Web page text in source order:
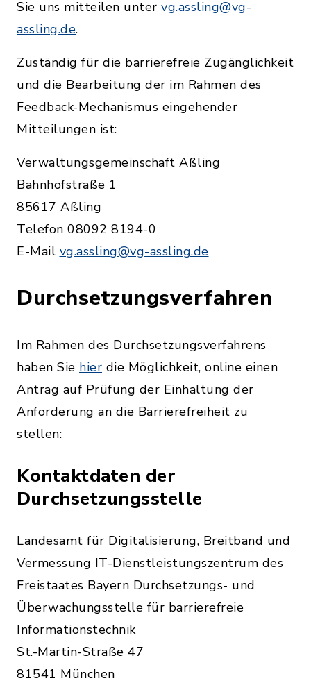
Sie uns mitteilen unter vg.assling@vg-
assling.de.
Zuständig für die barrierefreie Zugänglichkeit
und die Bearbeitung der im Rahmen des
Feedback-Mechanismus eingehender
Mitteilungen ist:
Verwaltungsgemeinschaft Aßling
Bahnhofstraße 1
85617 Aßling
Telefon 08092 8194-0
E-Mail vg.assling@vg-assling.de
Durchsetzungsverfahren
Im Rahmen des Durchsetzungsverfahrens
haben Sie hier die Möglichkeit, online einen
Antrag auf Prüfung der Einhaltung der
Anforderung an die Barrierefreiheit zu
stellen:
Kontaktdaten der
Durchsetzungsstelle
Landesamt für Digitalisierung, Breitband und
Vermessung IT-Dienstleistungszentrum des
Freistaates Bayern Durchsetzungs- und
Überwachungsstelle für barrierefreie
Informationstechnik
St.-Martin-Straße 47
81541 München